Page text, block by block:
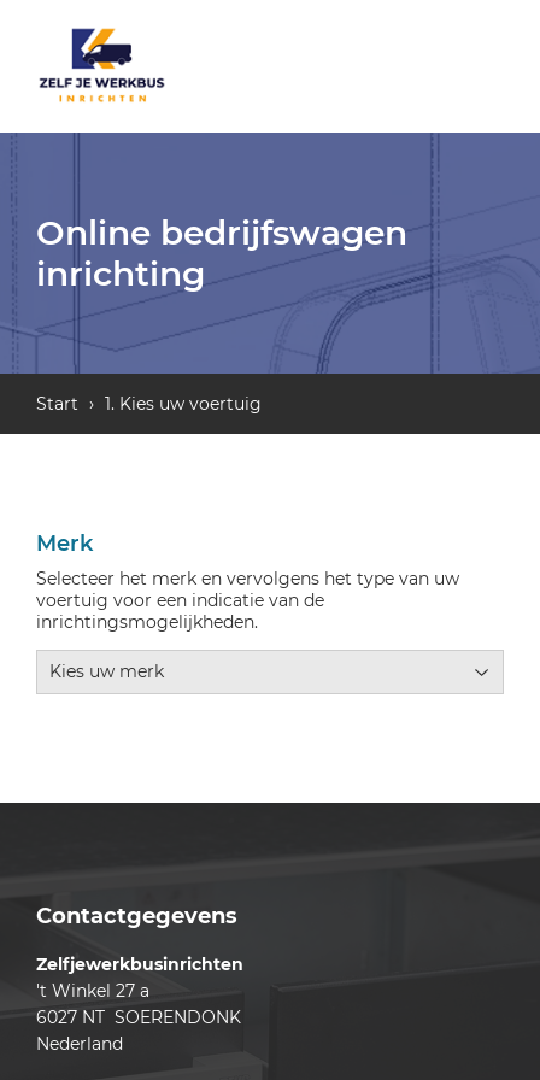
Online bedrijfswagen
inrichting
Start › 1. Kies uw voertuig
Merk
Selecteer het merk en vervolgens het type van uw
voertuig voor een indicatie van de
inrichtingsmogelijkheden.
Contactgegevens
Zelfjewerkbusinrichten
't Winkel 27 a
6027 NT SOERENDONK
Nederland